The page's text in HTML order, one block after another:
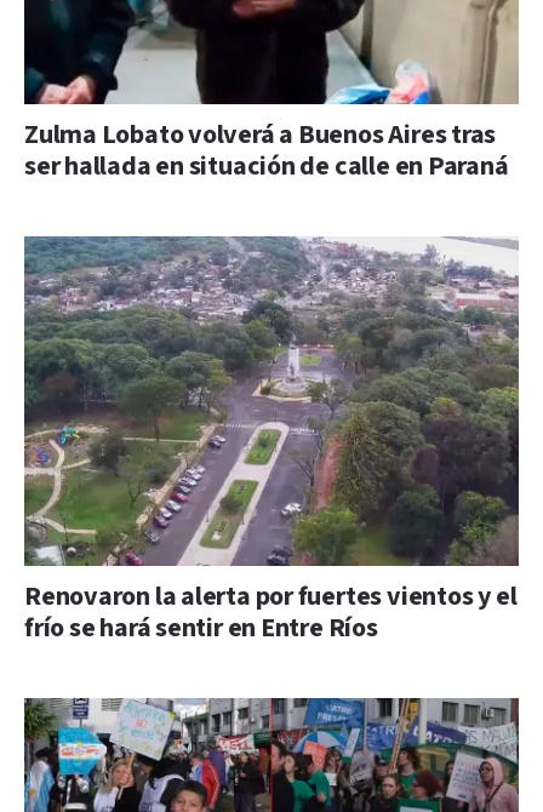
Zulma Lobato volverá a Buenos Aires tras
ser hallada en situación de calle en Paraná
Renovaron la alerta por fuertes vientos y el
frío se hará sentir en Entre Ríos